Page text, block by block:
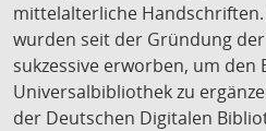
mittelalterliche
wurden seit der Gründung
sukzessive erworben, um den
Universalbibliothek zu
der Deutschen Digitalen